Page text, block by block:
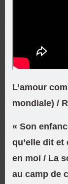
L’amour
mondiale) /
« Son
qu’elle dit et
en moi / La
au camp de